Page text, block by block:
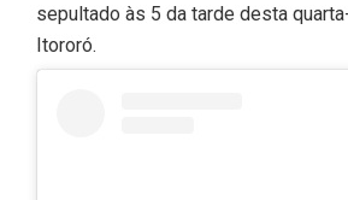
sepultado às 5 da tarde desta
Itororó.